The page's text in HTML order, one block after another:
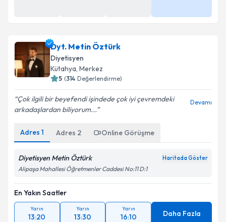
Dyt. Metin Öztürk
Diyetisyen
Kütahya, Merkez
5 (314 Değerlendirme)
Çok ilgili bir beyefendi işindede çok iyi çevremdeki
arkadaşlardan biliyorum...
Devamı
Adres 1 Adres 2 Online Görüşme
Diyetisyen Metin Öztürk Haritada Göster
Alipaşa Mahallesi Öğretmenler Caddesi No:11 D:1
En Yakın Saatler
Yarın
13:20
Yarın
13:30
Yarın
16:10 Daha Fazla